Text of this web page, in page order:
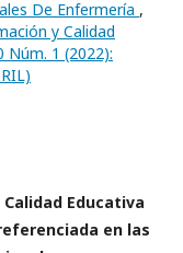
De Enfermería ,
y Calidad
Núm. 1 (2022):
Educativa
en las